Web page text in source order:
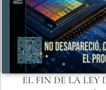
EL FIN DE LA LEY